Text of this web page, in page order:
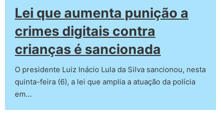
Lei que aumenta punição a
crimes digitais contra
crianças é sancionada
O presidente Luiz Inácio Lula da Silva sancionou, nesta
quinta-feira (6), a lei que amplia a atuação da polícia
em…